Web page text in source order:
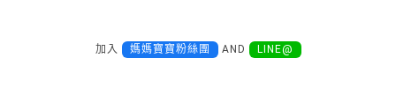
加入 媽媽寶寶粉絲團 AND LINE@